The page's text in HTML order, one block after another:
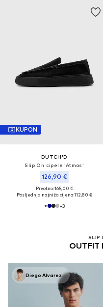
KUPON
DUTCH'D
Slip On cipele 'Atmos'
126,90 €
Prvotno: 165,00 €
Posljednja najniža cijena:112,80 €
+3
SLIP
OUTFIT
Diego Alvarez